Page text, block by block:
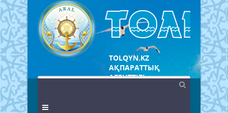
TOLQYN.KZ
АҚПАРАТТЫҚ
АГЕНТТІГІ